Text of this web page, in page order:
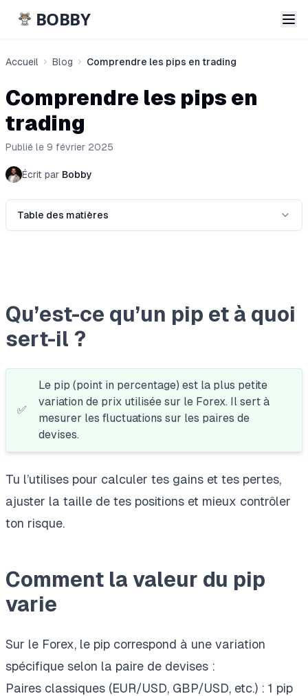
BOBBY
Accueil Blog Comprendre les pips en trading
Comprendre les pips en
trading
Publié le 9 février 2025
Écrit par Bobby
Table des matières
Qu’est-ce qu’un pip et à quoi
sert-il ?
✅
Le pip (point in percentage) est la plus petite
variation de prix utilisée sur le Forex. Il sert à
mesurer les fluctuations sur les paires de
devises.
Tu l’utilises pour calculer tes gains et tes pertes,
ajuster la taille de tes positions et mieux contrôler
ton risque.
Comment la valeur du pip
varie
Sur le Forex, le pip correspond à une variation
spécifique selon la paire de devises :
Paires classiques (EUR/USD, GBP/USD, etc.) : 1 pip